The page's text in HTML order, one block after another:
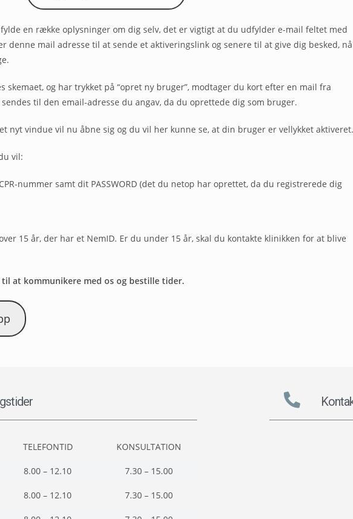
en række oplysninger om dig selv, det er vigtigt at du udfylder e-mail feltet med
denne mail adresse til at sende et aktiveringslink og senere til at give dig besked,
og har trykket på “opret ny bruger”, modtager du kort efter en mail fra
sendes til den email-adresse du angav, da du oprettede dig som bruger.
nyt vindue vil nu åbne sig og du vil her kunne se, at din bruger er vellykket aktiveret.
vil:
nummer samt dit PASSWORD (det du netop har oprettet, da du registrerede dig
15 år, der har et NemID. Er du under 15 år, skal du kontakte klinikken for at blive
at kommunikere med os og bestille tider.
TELEFONTID KONSULTATION
8.00 – 12.10 7.30 – 15.00
8.00 – 12.10 7.30 – 15.00